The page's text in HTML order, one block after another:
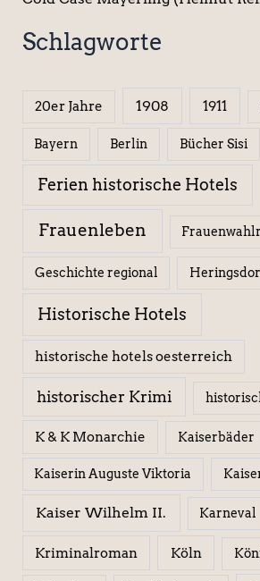
Schlagworte
20er Jahre 1908 1911
Bayern Berlin Bücher Sisi
Ferien historische Hotels
Frauenleben
Geschichte regional
Historische Hotels
historische hotels oesterreich
historischer Krimi
K & K Monarchie Kaiserbäder
Kaiserin Auguste Viktoria
Kaiser Wilhelm II. Karneval
Kriminalroman Köln